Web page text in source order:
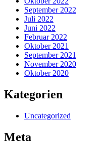
September 2022
Juli 2022
Juni 2022
Februar 2022
Oktober 2021
September 2021
November 2020
Oktober 2020
Kategorien
Uncategorized
Meta